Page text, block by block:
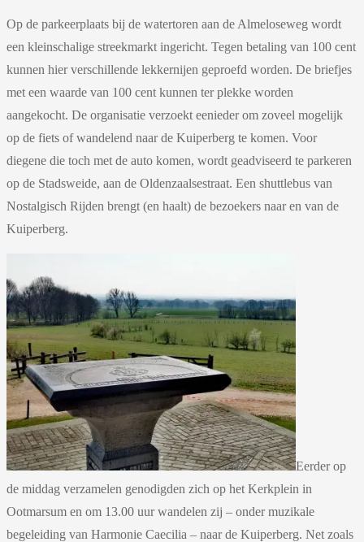
Op de parkeerplaats bij de watertoren aan de Almeloseweg wordt
een kleinschalige streekmarkt ingericht. Tegen betaling van 100 cent
kunnen hier verschillende lekkernijen geproefd worden. De briefjes
met een waarde van 100 cent kunnen ter plekke worden
aangekocht. De organisatie verzoekt eenieder om zoveel mogelijk
op de fiets of wandelend naar de Kuiperberg te komen. Voor
diegene die toch met de auto komen, wordt geadviseerd te parkeren
op de Stadsweide, aan de Oldenzaalsestraat. Een shuttlebus van
Nostalgisch Rijden brengt (en haalt) de bezoekers naar en van de
Kuiperberg.
Eerder op
de middag verzamelen genodigden zich op het Kerkplein in
Ootmarsum en om 13.00 uur wandelen zij – onder muzikale
begeleiding van Harmonie Caecilia – naar de Kuiperberg. Net zoals